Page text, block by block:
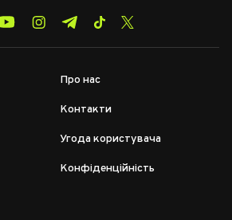
Про нас
Контакти
Угода користувача
Конфіденційність